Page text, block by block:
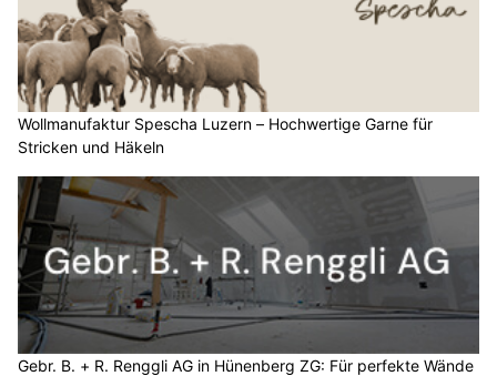
Wollmanufaktur Spescha Luzern – Hochwertige Garne für
Stricken und Häkeln
Gebr. B. + R. Renggli AG in Hünenberg ZG: Für perfekte Wände